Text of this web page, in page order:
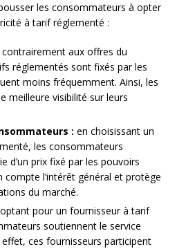
les consommateurs à opter
à tarif réglementé :
contrairement aux offres du
réglementés sont fixés par les
moins fréquemment. Ainsi, les
meilleure visibilité sur leurs
: en choisissant un
les consommateurs
d’un prix fixé par les pouvoirs
compte l’intérêt général et protège
du marché.
pour un fournisseur à tarif
soutiennent le service
effet, ces fournisseurs participent